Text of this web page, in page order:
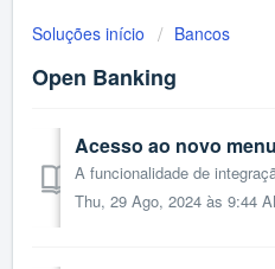
Soluções início Bancos
Open Banking
Acesso ao novo
Thu, 29 Ago, 2024 às 9:44